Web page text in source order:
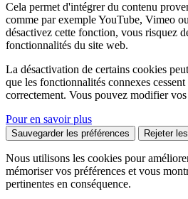
Cela permet d'intégrer du contenu
comme par exemple YouTube, Vimeo
désactivez cette fonction, vous risquez
fonctionnalités du site web.
La désactivation de certains cookies
que les fonctionnalités connexes
correctement. Vous pouvez modifier
Pour en savoir plus
Sauvegarder les préférences Rejeter
Nous utilisons les cookies pour
mémoriser vos préférences et vous
pertinentes en conséquence.